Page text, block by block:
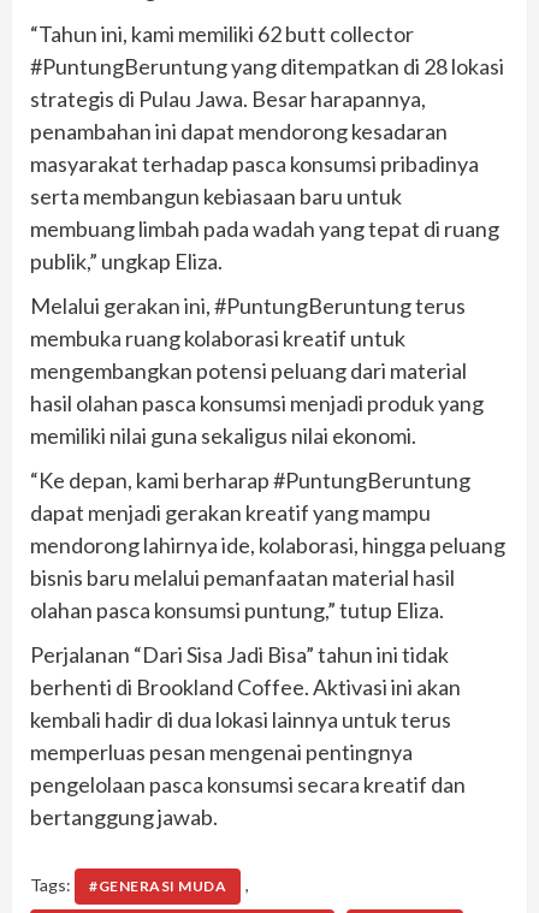
“Tahun ini, kami memiliki 62 butt collector
#PuntungBeruntung yang ditempatkan di 28 lokasi
strategis di Pulau Jawa. Besar harapannya,
penambahan ini dapat mendorong kesadaran
masyarakat terhadap pasca konsumsi pribadinya
serta membangun kebiasaan baru untuk
membuang limbah pada wadah yang tepat di ruang
publik,” ungkap Eliza.
Melalui gerakan ini, #PuntungBeruntung terus
membuka ruang kolaborasi kreatif untuk
mengembangkan potensi peluang dari material
hasil olahan pasca konsumsi menjadi produk yang
memiliki nilai guna sekaligus nilai ekonomi.
“Ke depan, kami berharap #PuntungBeruntung
dapat menjadi gerakan kreatif yang mampu
mendorong lahirnya ide, kolaborasi, hingga peluang
bisnis baru melalui pemanfaatan material hasil
olahan pasca konsumsi puntung,” tutup Eliza.
Perjalanan “Dari Sisa Jadi Bisa” tahun ini tidak
berhenti di Brookland Coffee. Aktivasi ini akan
kembali hadir di dua lokasi lainnya untuk terus
memperluas pesan mengenai pentingnya
pengelolaan pasca konsumsi secara kreatif dan
bertanggung jawab.
Tags: #GENERASI MUDA ,